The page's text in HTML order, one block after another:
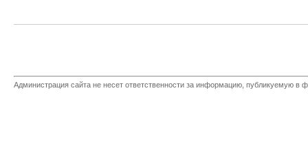
Администрация сайта не несет ответственности за информацию, публикуемую